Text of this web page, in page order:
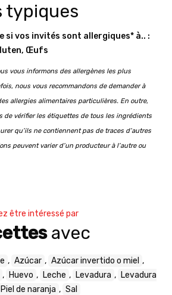
typiques
si vos invités sont allergiques* à.. :
Œufs
vous informons des allergènes les plus
nous vous recommandons de demander à
allergies alimentaires particulières. En outre,
de vérifier les étiquettes de tous les ingrédients
qu’ils ne contiennent pas de traces d’autres
peuvent varier d’un producteur à l’autre ou
être intéressé par
avec
, Azúcar , Azúcar invertido o miel ,
, Huevo , Leche , Levadura , Levadura
Piel de naranja , Sal